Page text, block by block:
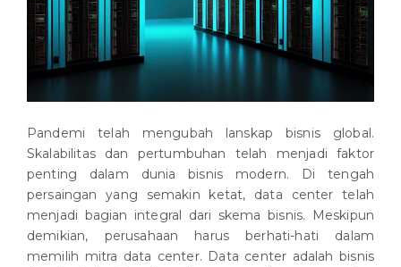
Pandemi telah mengubah lanskap bisnis global.
Skalabilitas dan pertumbuhan telah menjadi faktor
penting dalam dunia bisnis modern. Di tengah
persaingan yang semakin ketat, data center telah
menjadi bagian integral dari skema bisnis. Meskipun
demikian, perusahaan harus berhati-hati dalam
memilih mitra data center. Data center adalah bisnis